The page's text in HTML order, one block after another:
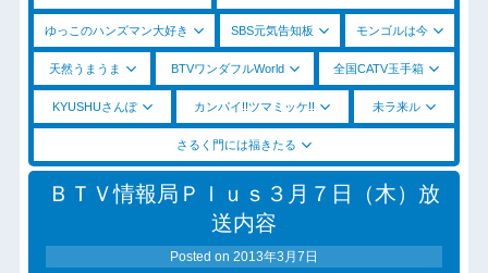
ゆっこのハンズマン大好き SBS元気告知板 モンゴルは今
天然うまうま BTVワンダフルWorld 全国CATV玉手箱
KYUSHUさんぽ カンパイ!!ツマミッケ!! 未ラ来ル
さるく門には福きたる
ＢＴＶ情報局Ｐｌｕｓ３月７日（木）放
送内容
Posted on 2013年3月7日